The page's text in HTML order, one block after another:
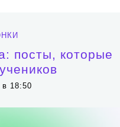
посты, которые
в 18:50